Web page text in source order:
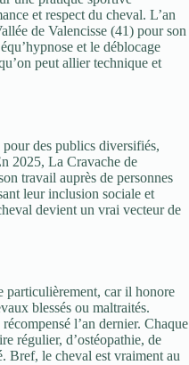
et respect du cheval. L’an
de Valencisse (41) pour son
et le déblocage
peut allier technique et
des publics diversifiés,
2025, La Cravache de
travail auprès de personnes
leur inclusion sociale et
devient un vrai vecteur de
particulièrement, car il honore
blessés ou maltraités.
l’an dernier. Chaque
régulier, d’ostéopathie, de
Bref, le cheval est vraiment au